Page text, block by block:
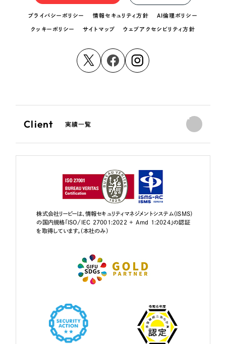
プライバシーポリシー 情報セキュリティ方針 AI倫理ポリシー
クッキーポリシー サイトマップ ウェブアクセシビリティ方針
Client 実績一覧
株式会社リーピーは、情報セキュリティマネジメントシステム（ISMS）
の国内規格「ISO/IEC 27001:2022 + Amd 1:2024」の認証
を取得しています。（本社のみ）